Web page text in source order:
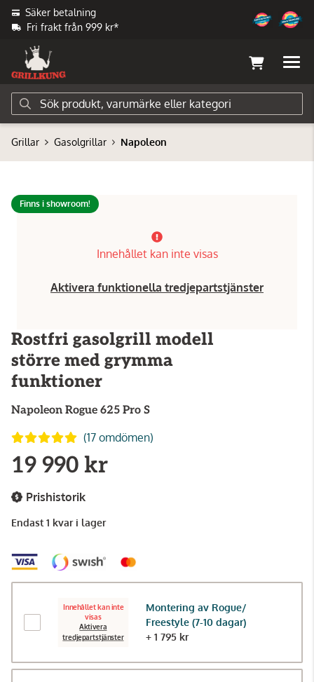
Säker betalning
Fri frakt från 999 kr*
Grillar Gasolgrillar Napoleon
Finns i showroom!
Innehållet kan inte visas
Aktivera funktionella tredjepartstjänster
Rostfri gasolgrill modell
större med grymma
funktioner
Napoleon Rogue 625 Pro S
(17 omdömen)
19 990 kr
Prishistorik
Endast 1 kvar i lager
Innehållet kan inte
visas
Aktivera
tredjepartstjänster
Montering av Rogue/
Freestyle (7-10 dagar)
+ 1 795 kr